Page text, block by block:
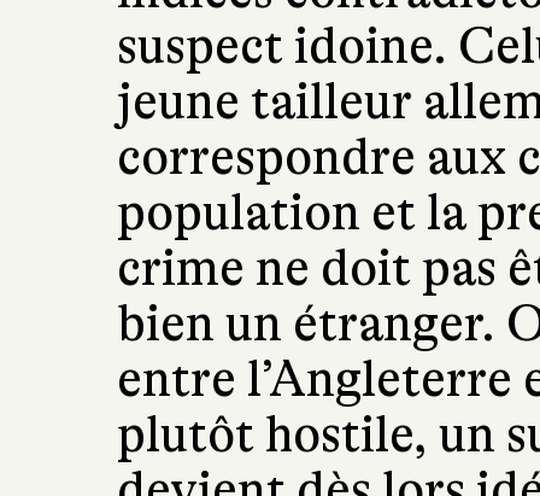
suspect idoine.
jeune tailleur
correspondre aux
population et la
crime ne doit pas
bien un étranger.
entre l’Angleterre
plutôt hostile, un